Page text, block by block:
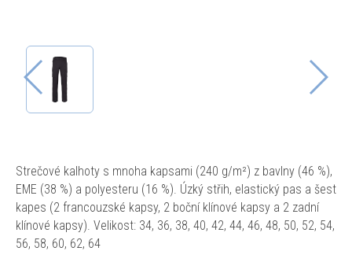
Strečové kalhoty s mnoha kapsami (240 g/m²) z bavlny (46 %),
EME (38 %) a polyesteru (16 %). Úzký střih, elastický pas a šest
kapes (2 francouzské kapsy, 2 boční klínové kapsy a 2 zadní
klínové kapsy). Velikost: 34, 36, 38, 40, 42, 44, 46, 48, 50, 52, 54,
56, 58, 60, 62, 64